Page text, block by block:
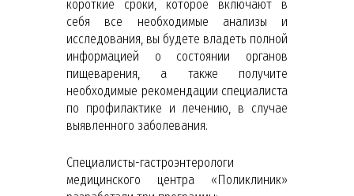
короткие сроки, которое включают в
себя все необходимые анализы и
исследования, вы будете владеть полной
информацией о состоянии органов
пищеварения, а также получите
необходимые рекомендации специалиста
по профилактике и лечению, в случае
выявленного заболевания.
Специалисты-гастроэнтерологи
медицинского центра «Поликлиник»